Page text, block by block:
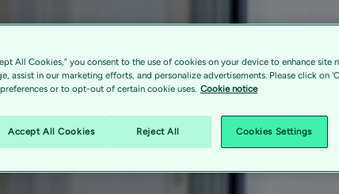
All Cookies,” you consent to the use of cookies on your device to enhance site
assist in our marketing efforts, and personalize advertisements. Please click on
or to opt-out of certain cookie uses. Cookie notice
Accept All Cookies Reject All Cookies Settings